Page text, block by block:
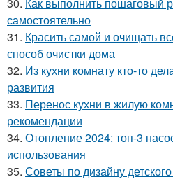
самостоятельно
31. Красить самой и очищать
способ очистки дома
32. Из кухни комнату кто-то
развития
33. Перенос кухни в жилую
рекомендации
34. Отопление 2024: топ-3
использования
35. Советы по дизайну